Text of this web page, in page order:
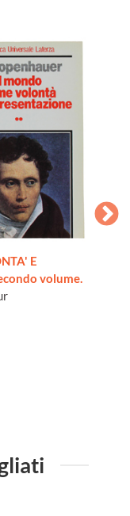
E
volume.